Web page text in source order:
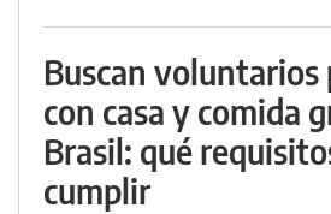
Buscan
con casa y comida
Brasil: qué
cumplir